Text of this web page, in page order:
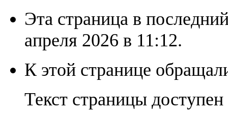
Эта страница в
апреля 2026 в 11:12.
К этой странице
Текст страницы